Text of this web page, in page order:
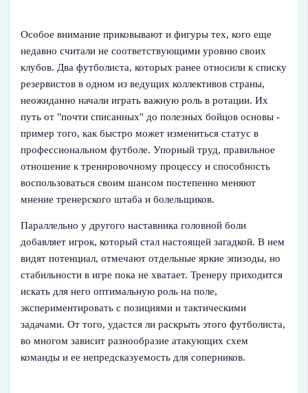
Особое внимание приковывают и фигуры тех, кого еще
недавно считали не соответствующими уровню своих
клубов. Два футболиста, которых ранее относили к списку
резервистов в одном из ведущих коллективов страны,
неожиданно начали играть важную роль в ротации. Их
путь от "почти списанных" до полезных бойцов основы -
пример того, как быстро может измениться статус в
профессиональном футболе. Упорный труд, правильное
отношение к тренировочному процессу и способность
воспользоваться своим шансом постепенно меняют
мнение тренерского штаба и болельщиков.
Параллельно у другого наставника головной боли
добавляет игрок, который стал настоящей загадкой. В нем
видят потенциал, отмечают отдельные яркие эпизоды, но
стабильности в игре пока не хватает. Тренеру приходится
искать для него оптимальную роль на поле,
экспериментировать с позициями и тактическими
задачами. От того, удастся ли раскрыть этого футболиста,
во многом зависит разнообразие атакующих схем
команды и ее непредсказуемость для соперников.